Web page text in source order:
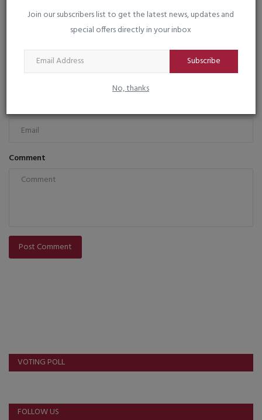
Join our subscribers list to get the latest news, updates and
special offers directly in your inbox
Subscribe
No, thanks
FACEBOOK COMMENTS
Comment
Post Comment
VOTING POLL
FOLLOW US